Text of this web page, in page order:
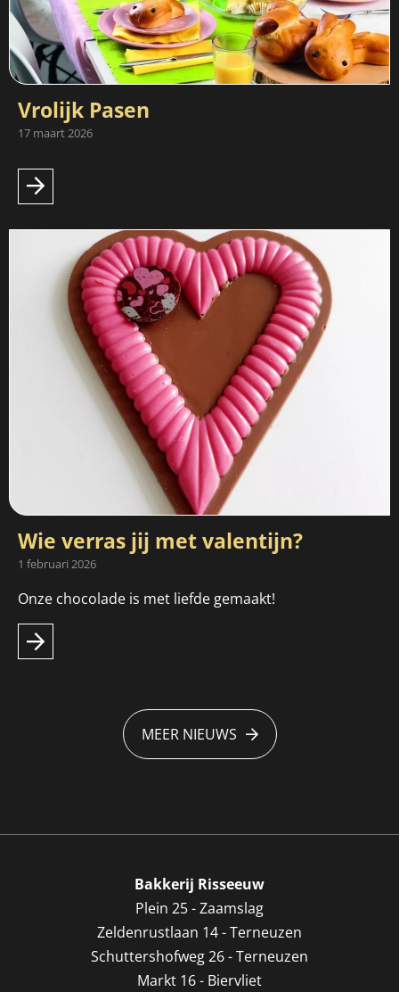
Vrolijk Pasen
17 maart 2026
Wie verras jij met valentijn?
1 februari 2026
Onze chocolade is met liefde gemaakt!
MEER NIEUWS
Bakkerij Risseeuw
Plein 25 - Zaamslag
Zeldenrustlaan 14 - Terneuzen
Schuttershofweg 26 - Terneuzen
Markt 16 - Biervliet